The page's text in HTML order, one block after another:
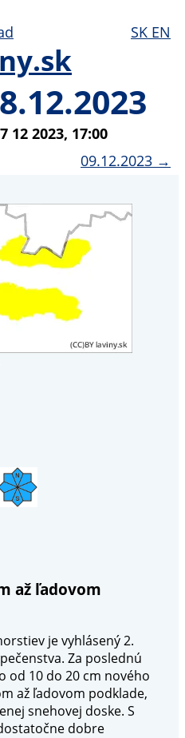
EN
SK
12 2023, 17:00
09.12.2023 →
až ľadovom
je vyhlásený 2.
Za poslednú
od 10 do 20 cm nového
až ľadovom podklade,
snehovej doske. S
dobre